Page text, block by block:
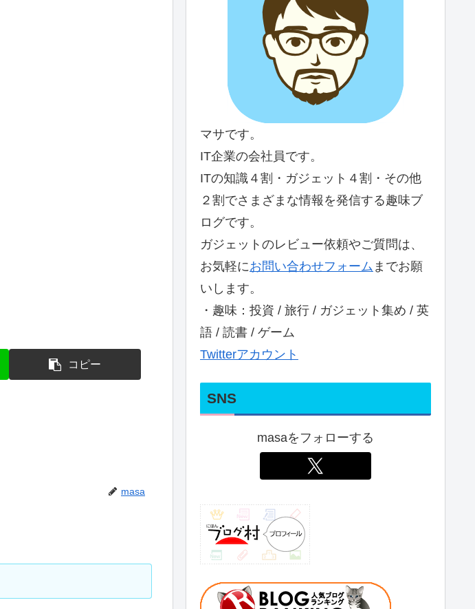
コピー
masa
マサです。
IT企業の会社員です。
ITの知識４割・ガジェット４割・その他
２割でさまざまな情報を発信する趣味ブ
ログです。
ガジェットのレビュー依頼やご質問は、
お気軽にお問い合わせフォーム までお願
いします。
・趣味：投資 / 旅行 / ガジェット集め / 英
語 / 読書 / ゲーム
Twitterアカウント
SNS
masaをフォローする